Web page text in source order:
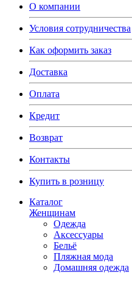
О компании
Условия сотрудничества
Как оформить заказ
Доставка
Оплата
Кредит
Возврат
Контакты
Купить в розницу
Каталог
Женщинам
Одежда
Аксессуары
Бельё
Пляжная мода
Домашняя одежда